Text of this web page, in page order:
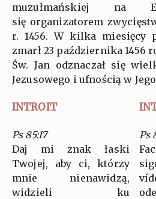
muzułmańskiej
się organizatorem
r. 1456. W kilka miesięcy
zmarł 23 października 1456
Św. Jan odznaczał się
Jezusowego i ufnością w
INTROIT
Ps 85:17
Daj mi znak łaski
Twojej, aby ci, którzy
mnie nienawidzą,
widzieli ku
Ps